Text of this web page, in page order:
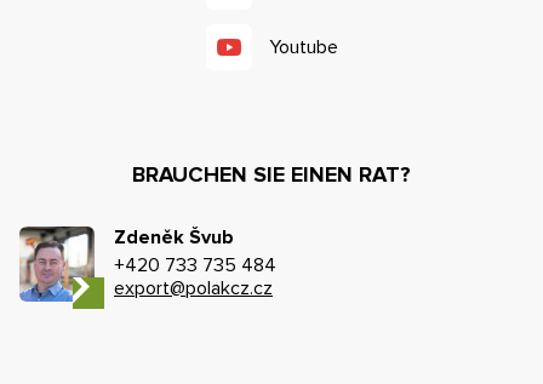
Youtube
BRAUCHEN SIE EINEN RAT?
Zdeněk Švub
+420 733 735 484
export@polakcz.cz